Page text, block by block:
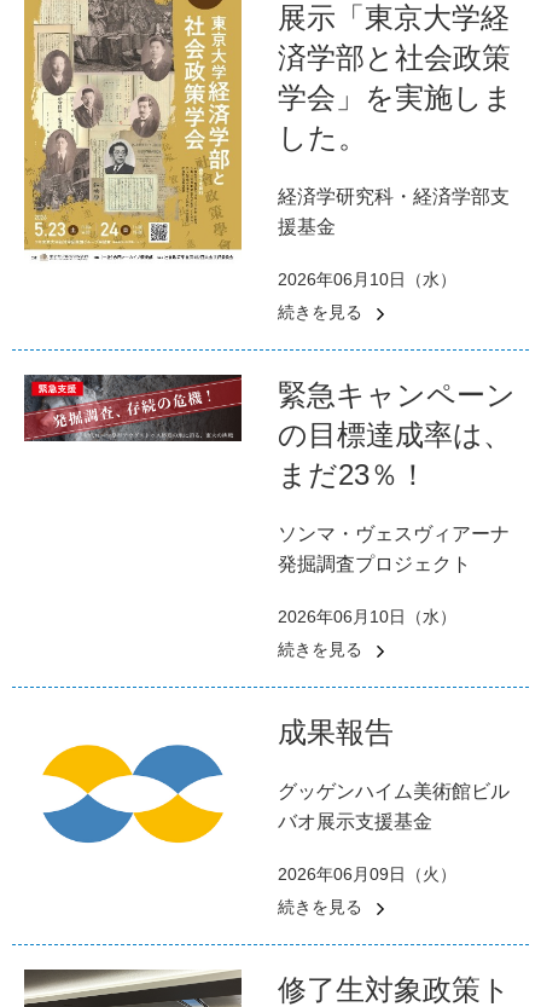
展示「東京大学経
済学部と社会政策
学会」を実施しま
した。
経済学研究科・経済学部支
援基金
2026年06月10日（水）
続きを見る
緊急キャンペーン
の目標達成率は、
まだ23％！
ソンマ・ヴェスヴィアーナ
発掘調査プロジェクト
2026年06月10日（水）
続きを見る
成果報告
グッゲンハイム美術館ビル
バオ展示支援基金
2026年06月09日（火）
続きを見る
修了生対象政策ト